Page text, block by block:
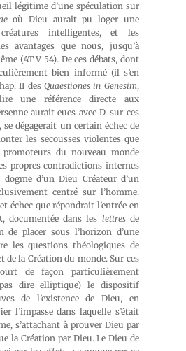
légitime d’une spéculation sur
où Dieu aurait pu loger une
intelligentes, et les
avantages que nous, jusqu’à
(AT V 54). De ces débats, dont
bien informé (il s’en
II des Quaestiones in Genesim,
une référence directe aux
aurait eues avec D. sur ces
se dégagerait un certain échec de
les secousses violentes que
du nouveau monde
propres contradictions internes
d’un Dieu Créateur d’un
centré sur l’homme.
échec que répondrait l’entrée en
documentée dans les lettresde
de placer sous l’horizon d’une
les questions théologiques de
de la Création du monde. Sur ces
de façon particulièrement
dire elliptique) le dispositif
de l’existence de Dieu, en
l’impasse dans laquelle s’était
s’attachant à prouver Dieu par
la Création par Dieu. Le Dieu de